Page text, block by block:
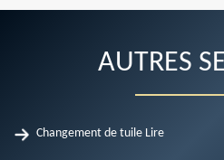
AUTRES
Changement de tuile Lire